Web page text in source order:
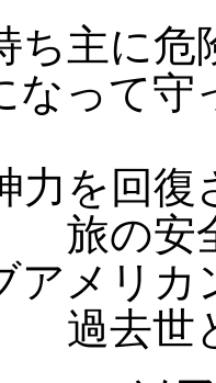
ち主に危
なって守
力を回復
旅の
アメリカ
過去世